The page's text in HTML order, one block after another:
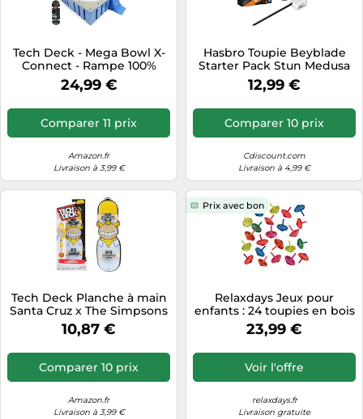
Tablettes tactiles
Téléphonie
Téléviseurs
Télévision & vidéo
Tech Deck - Mega Bowl X-
Connect - Rampe 100%
Modulable + 1 Finger Skate
24,99 €
Comparer 11 prix
Amazon.fr
Livraison à 3,99 €
Hasbro Toupie Beyblade
Starter Pack Stun Medusa
9-60GB UX Type Endurance
avec lanceur dès 8 ans
12,99 €
Comparer 10 prix
Cdiscount.com
Livraison à 4,99 €
Tech Deck Planche à main
Santa Cruz x The Simpsons
Homer – Graphiques sous
licence – Dès 6 ans
10,87 €
Comparer 10 prix
Amazon.fr
Livraison à 3,99 €
Prix avec bon
Relaxdays Jeux pour
enfants : 24 toupies en bois
23,99 €
Voir l'offre
relaxdays.fr
Livraison gratuite